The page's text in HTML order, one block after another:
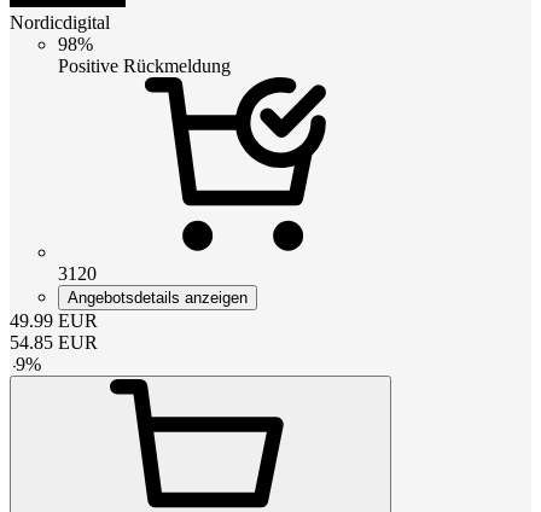
Nordicdigital
98%
Positive Rückmeldung
3120
Angebotsdetails anzeigen
49.99 EUR
54.85 EUR
-9%